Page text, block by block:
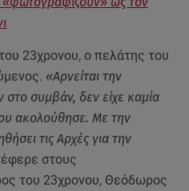
23χρονου, ο πελάτης του
«Αρνείται την
στο συμβάν, δεν είχε καμία
ακολούθησε. Με την
τις Αρχές για την
στους
του 23χρονου, Θεόδωρος